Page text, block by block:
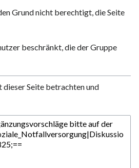
Grund nicht berechtigt, die Seite
beschränkt, die der Gruppe
Seite betrachten und